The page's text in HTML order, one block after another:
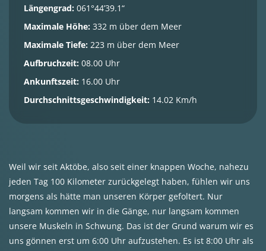
Längengrad: 061°44’39.1“
Maximale Höhe: 332 m über dem Meer
Maximale Tiefe: 223 m über dem Meer
Aufbruchzeit: 08.00 Uhr
Ankunftszeit: 16.00 Uhr
Durchschnittsgeschwindigkeit: 14.02 Km/h
Weil wir seit Aktöbe, also seit einer knappen Woche, nahezu
jeden Tag 100 Kilometer zurückgelegt haben, fühlen wir uns
morgens als hätte man unseren Körper gefoltert. Nur
langsam kommen wir in die Gänge, nur langsam kommen
unsere Muskeln in Schwung. Das ist der Grund warum wir es
uns gönnen erst um 6:00 Uhr aufzustehen. Es ist 8:00 Uhr als